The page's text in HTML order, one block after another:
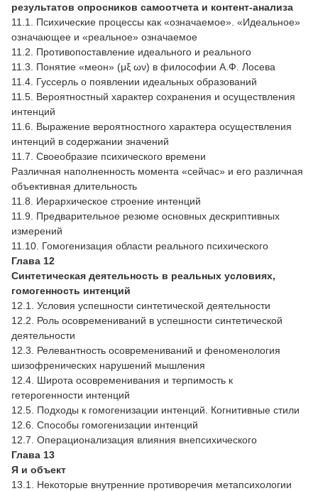
результатов опросников самоотчета и контент-анализа
11.1. Психические процессы как «означаемое». «Идеальное»
означающее и «реальное» означаемое
11.2. Противопоставление идеального и реального
11.3. Понятие «меон» (μξ ων) в философии А.Ф. Лосева
11.4. Гуссерль о появлении идеальных образований
11.5. Вероятностный характер сохранения и осуществления
интенций
11.6. Выражение вероятностного характера осуществления
интенций в содержании значений
11.7. Своеобразие психического времени
Различная наполненность момента «сейчас» и его различная
объективная длительность
11.8. Иерархическое строение интенций
11.9. Предварительное резюме основных дескриптивных
измерений
11.10. Гомогенизация области реального психического
Глава 12
Синтетическая деятельность в реальных условиях,
гомогенность интенций
12.1. Условия успешности синтетической деятельности
12.2. Роль осовремениваний в успешности синтетической
деятельности
12.3. Релевантность осовремениваний и феноменология
шизофренических нарушений мышления
12.4. Широта осовременивания и терпимость к
гетерогенности интенций
12.5. Подходы к гомогенизации интенций. Когнитивные стили
12.6. Способы гомогенизации интенций
12.7. Операционализация влияния внепсихического
Глава 13
Я и объект
13.1. Некоторые внутренние противоречия метапсихологии